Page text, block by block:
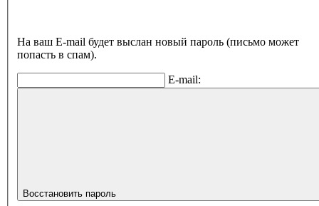
На ваш E-mail будет выслан новый пароль (письмо может
попасть в спам).
E-mail:
Восстановить пароль